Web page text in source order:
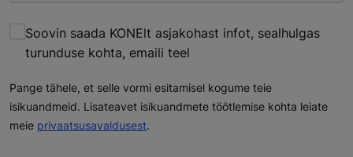
Soovin saada KONElt asjakohast infot, sealhulgas
turunduse kohta, emaili teel
Pange tähele, et selle vormi esitamisel kogume teie
isikuandmeid. Lisateavet isikuandmete töötlemise kohta leiate
meie privaatsusavaldusest.